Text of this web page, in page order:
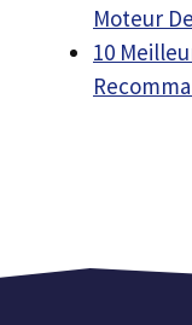
Moteur
10